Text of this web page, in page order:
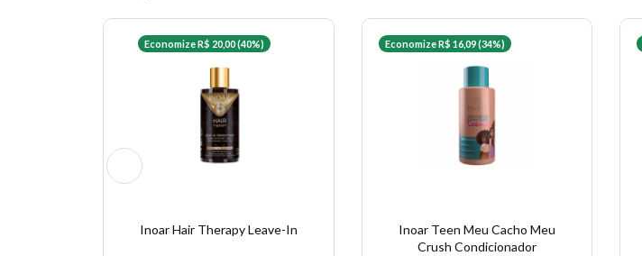
Economize R$ 20,00 (40%)
Inoar Hair Therapy Leave-In
Economize R$ 16,09 (34%)
Inoar Teen Meu Cacho Meu
Crush Condicionador